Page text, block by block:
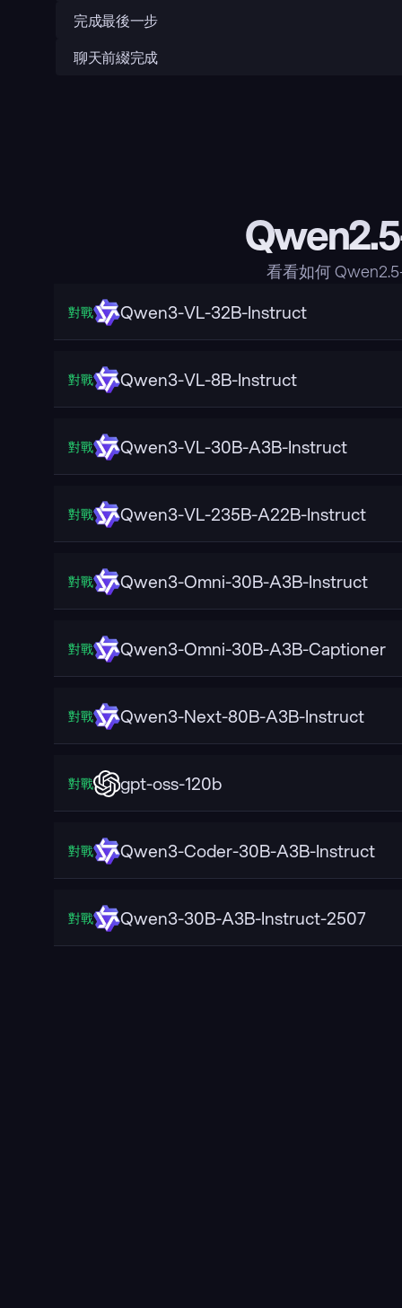
完成最後一步
聊天前綴完成
看看如何
對戰 Qwen3-VL-32B-Instruct
對戰 Qwen3-VL-8B-Instruct
對戰 Qwen3-VL-30B-A3B-Instruct
對戰 Qwen3-VL-235B-A22B-Instruct
對戰 Qwen3-Omni-30B-A3B-Instruct
對戰 Qwen3-Omni-30B-A3B-Captioner
對戰 Qwen3-Next-80B-A3B-Instruct
對戰 gpt-oss-120b
對戰 Qwen3-Coder-30B-A3B-Instruct
對戰 Qwen3-30B-A3B-Instruct-2507